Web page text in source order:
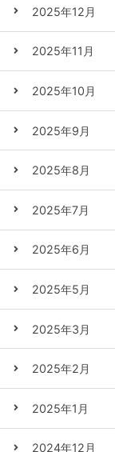
2025年12月
2025年11月
2025年10月
2025年9月
2025年8月
2025年7月
2025年6月
2025年5月
2025年3月
2025年2月
2025年1月
2024年12月